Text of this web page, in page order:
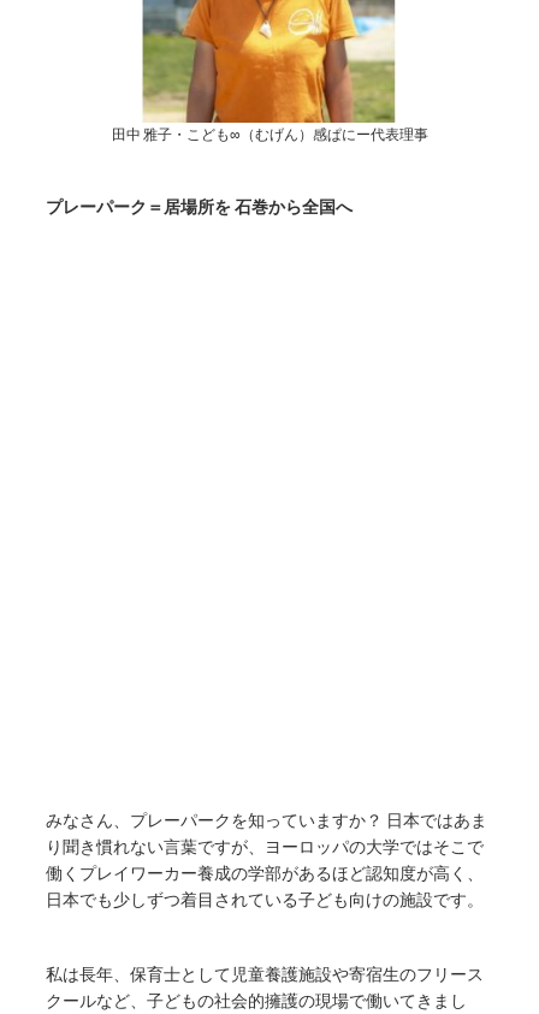
田中 雅子・こども∞（むげん）感ぱにー代表理事
プレーパーク＝居場所を 石巻から全国へ
みなさん、プレーパークを知っていますか？ 日本ではあま
り聞き慣れない言葉ですが、ヨーロッパの大学ではそこで
働くプレイワーカー養成の学部があるほど認知度が高く、
日本でも少しずつ着目されている子ども向けの施設です。
私は長年、保育士として児童養護施設や寄宿生のフリース
クールなど、子どもの社会的擁護の現場で働いてきまし